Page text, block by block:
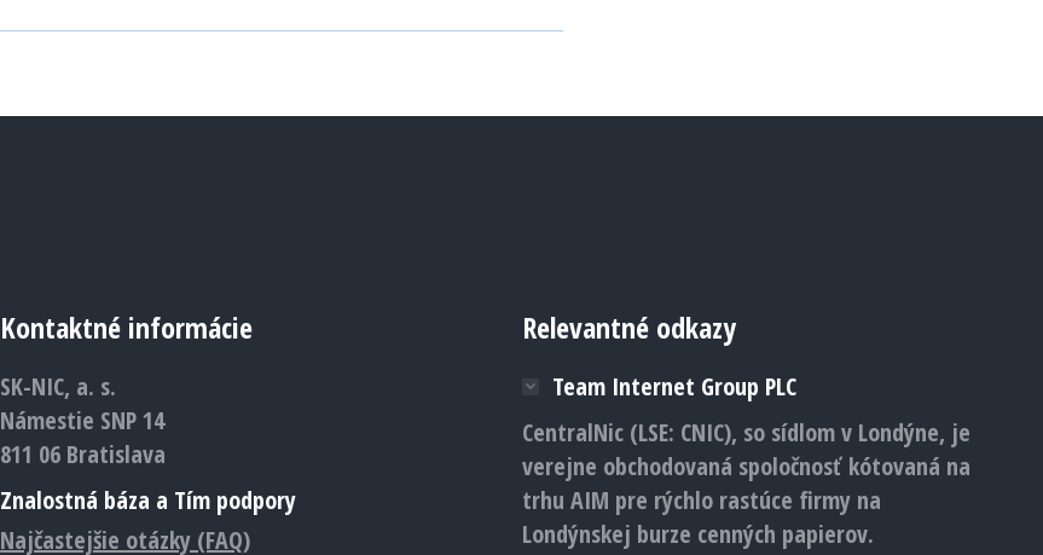
Kontaktné informácie
SK-NIC, a. s.
Námestie SNP 14
811 06 Bratislava
Znalostná báza a Tím podpory
Najčastejšie otázky (FAQ)
Relevantné odkazy
Team Internet Group PLC
CentralNic (LSE: CNIC), so sídlom v Londýne, je
verejne obchodovaná spoločnosť kótovaná na
trhu AIM pre rýchlo rastúce firmy na
Londýnskej burze cenných papierov.